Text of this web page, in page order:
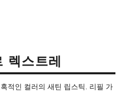
렉스트레
적인 컬러의 새틴 립스틱. 리필 가